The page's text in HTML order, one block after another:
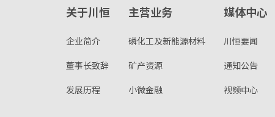
关于川恒
企业简介
董事长致辞
发展历程
主营业务
磷化工及新能源材料
矿产资源
小微金融
媒体中心
川恒要闻
通知公告
视频中心